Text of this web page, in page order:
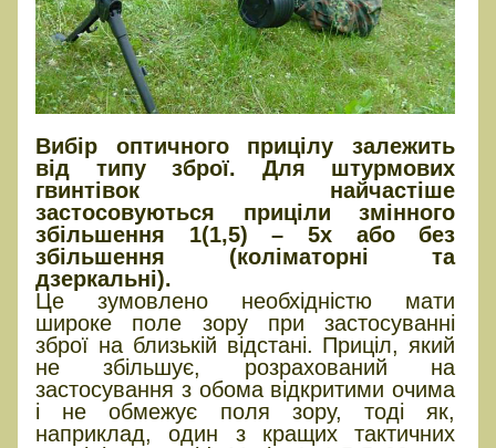
Вибір оптичного прицілу залежить
від типу зброї. Для штурмових
гвинтівок найчастіше
застосовуються приціли змінного
збільшення 1(1,5) – 5х або без
збільшення (коліматорні та
дзеркальні).
Це зумовлено необхідністю мати
широке поле зору при застосуванні
зброї на близькій відстані. Приціл, який
не збільшує, розрахований на
застосування з обома відкритими очима
і не обмежує поля зору, тоді як,
наприклад, один з кращих тактичних